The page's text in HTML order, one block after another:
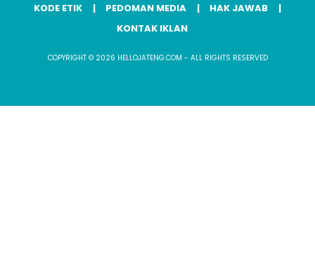
KODE ETIK
PEDOMAN MEDIA
HAK JAWAB
KONTAK IKLAN
COPYRIGHT © 2026 HELLOJATENG.COM - ALL RIGHTS RESERVED